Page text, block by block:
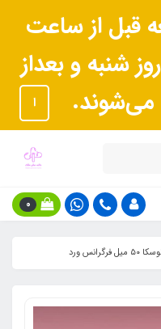
قبل از ساعت
شنبه و بعداز
می‌شوند.
ا
0
ورد